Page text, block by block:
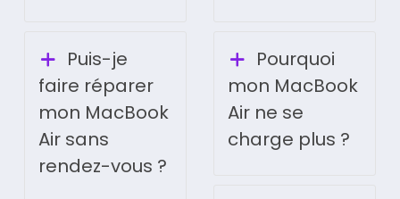
Puis-je
faire réparer
mon MacBook
Air sans
rendez-vous ?
Pourquoi
mon MacBook
Air ne se
charge plus ?